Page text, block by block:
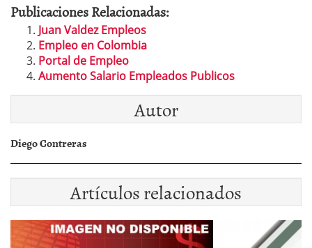
Publicaciones Relacionadas:
Juan Valdez Empleos
Empleo en Colombia
Portal de Empleo
Aumento Salario Empleados Publicos
Autor
Diego Contreras
Artículos relacionados